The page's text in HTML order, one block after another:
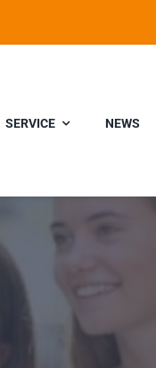
SERVICE NEWS